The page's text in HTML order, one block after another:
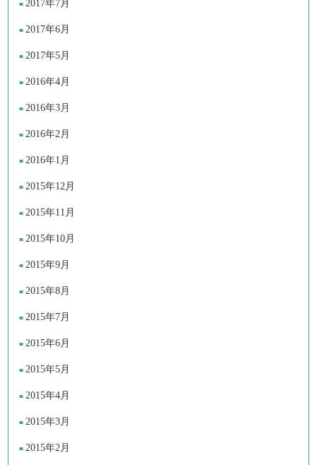
2017年7月
2017年6月
2017年5月
2016年4月
2016年3月
2016年2月
2016年1月
2015年12月
2015年11月
2015年10月
2015年9月
2015年8月
2015年7月
2015年6月
2015年5月
2015年4月
2015年3月
2015年2月